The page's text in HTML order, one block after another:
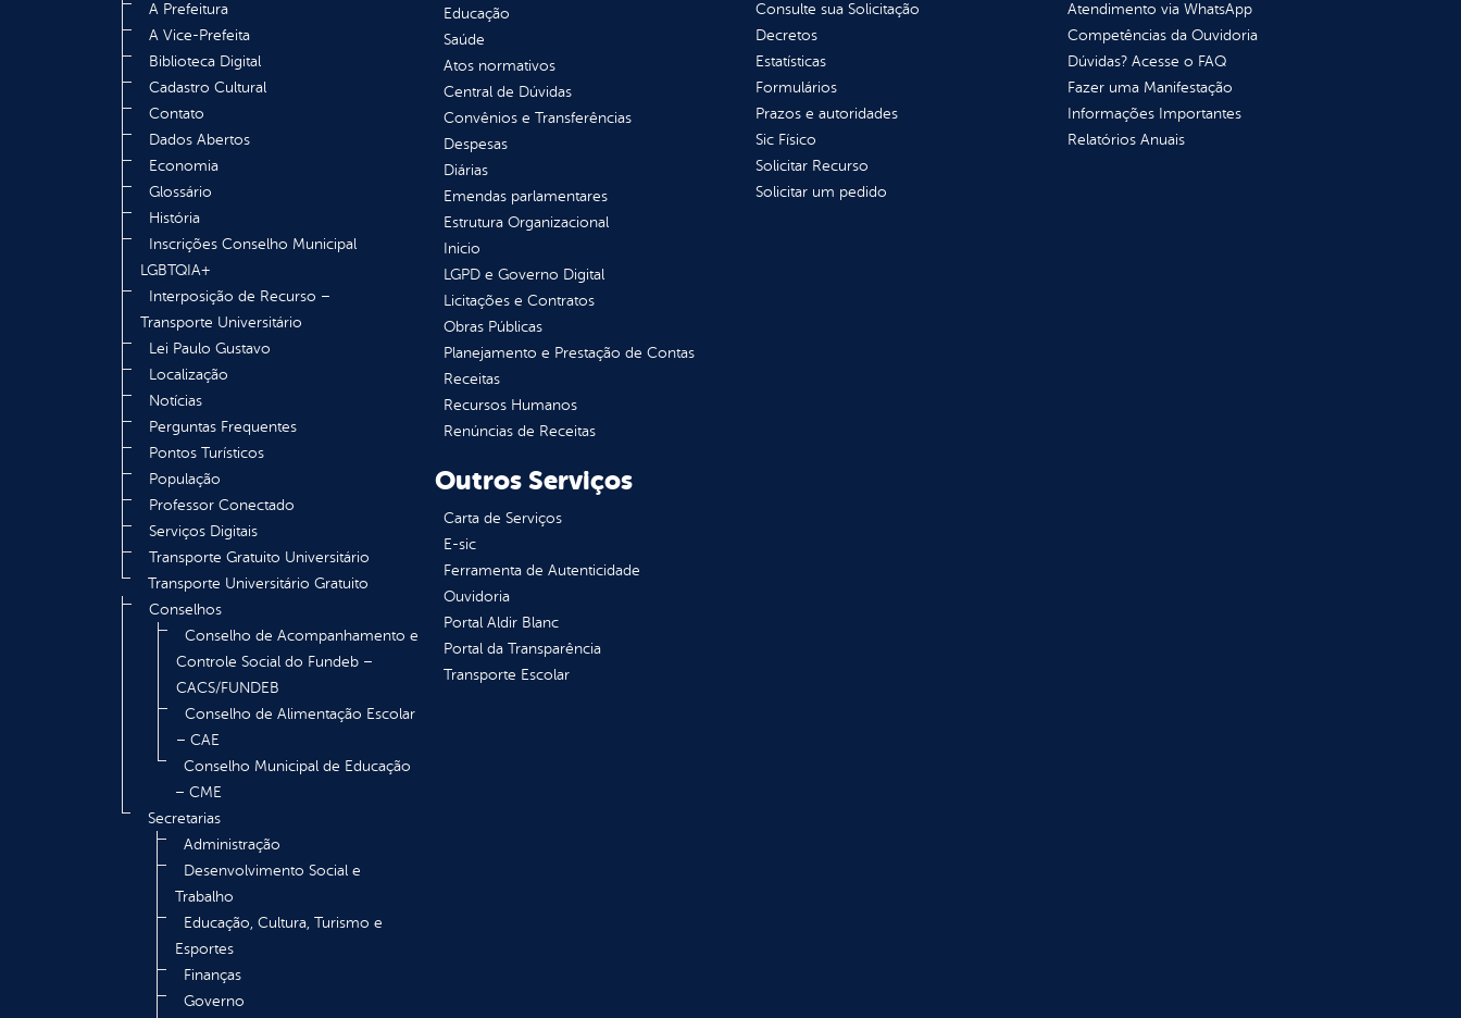
A Prefeitura
A Vice-Prefeita
Biblioteca Digital
Cadastro Cultural
Contato
Dados Abertos
Economia
Glossário
História
Inscrições Conselho Municipal
LGBTQIA+
Interposição de Recurso –
Transporte Universitário
Lei Paulo Gustavo
Localização
Notícias
Perguntas Frequentes
Pontos Turísticos
População
Professor Conectado
Serviços Digitais
Transporte Gratuito Universitário
Transporte Universitário Gratuito
Conselhos
Conselho de Acompanhamento e
Controle Social do Fundeb –
CACS/FUNDEB
Conselho de Alimentação Escolar
– CAE
Conselho Municipal de Educação
– CME
Secretarias
Administração
Desenvolvimento Social e
Trabalho
Educação, Cultura, Turismo e
Esportes
Finanças
Governo
Educação
Saúde
Atos normativos
Central de Dúvidas
Convênios e Transferências
Despesas
Diárias
Emendas parlamentares
Estrutura Organizacional
Inicio
LGPD e Governo Digital
Licitações e Contratos
Obras Públicas
Planejamento e Prestação de Contas
Receitas
Recursos Humanos
Renúncias de Receitas
Consulte sua Solicitação
Decretos
Estatísticas
Formulários
Prazos e autoridades
Sic Físico
Solicitar Recurso
Solicitar um pedido
Atendimento via WhatsApp
Competências da Ouvidoria
Dúvidas? Acesse o FAQ
Fazer uma Manifestação
Informações Importantes
Relatórios Anuais
Outros Serviços
Carta de Serviços
E-sic
Ferramenta de Autenticidade
Ouvidoria
Portal Aldir Blanc
Portal da Transparência
Transporte Escolar